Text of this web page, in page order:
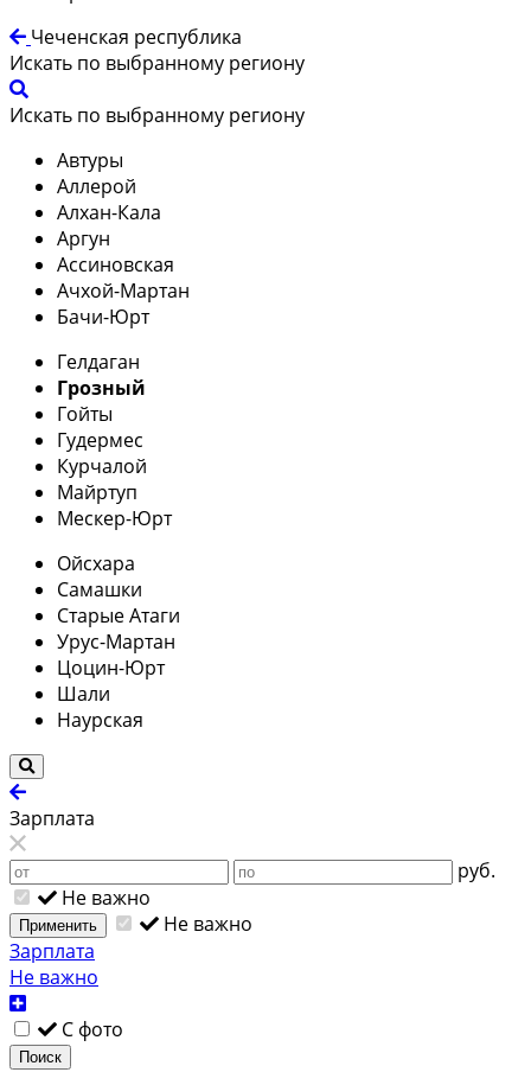
Чеченская республика
Искать по выбранному региону
Искать по выбранному региону
Автуры
Аллерой
Алхан-Кала
Аргун
Ассиновская
Ачхой-Мартан
Бачи-Юрт
Гелдаган
Грозный
Гойты
Гудермес
Курчалой
Майртуп
Мескер-Юрт
Ойсхара
Самашки
Старые Атаги
Урус-Мартан
Цоцин-Юрт
Шали
Наурская
Зарплата
руб.
Не важно
Применить
Не важно
Зарплата
Не важно
С фото
Поиск